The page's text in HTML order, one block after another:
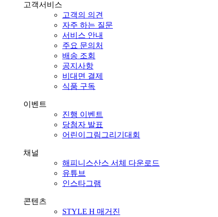
고객서비스
고객의 의견
자주 하는 질문
서비스 안내
주요 문의처
배송 조회
공지사항
비대면 결제
식품 구독
이벤트
진행 이벤트
당첨자 발표
어린이그림그리기대회
채널
해피니스산스 서체 다운로드
유튜브
인스타그램
콘텐츠
STYLE H 매거진